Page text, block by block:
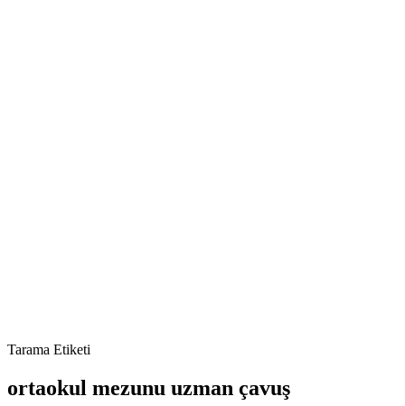
Tarama Etiketi
ortaokul mezunu uzman çavuş